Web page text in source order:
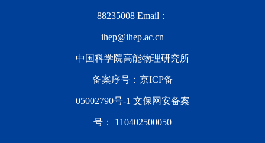
88235008 Email：
ihep@ihep.ac.cn
中国科学院高能物理研究所
备案序号： 京ICP备
05002790号-1 文保网安备案
号： 110402500050